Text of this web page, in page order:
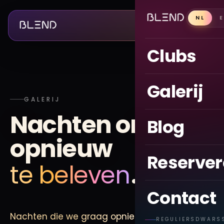
NL
Clubs
Galerij
Blog
Contact
GALERIJ
Nachten om
opnieuw
te beleven.
Nachten die we graag opnieuw zouden